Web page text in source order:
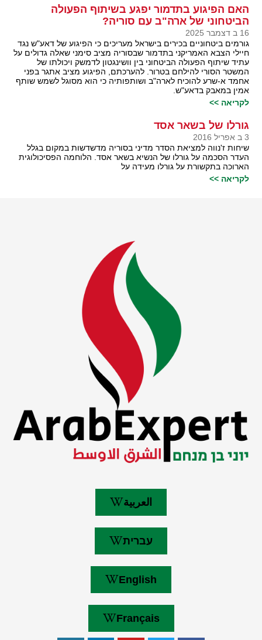
האם הפיגוע בתדמור יפגע בשיתוף הפעולה
הביטחוני של ארה"ב עם סוריה?
16 ב דצמבר 2025
גורמים ביטחוניים בכירים בישראל מעריכים כי הפיגוע של דאע"ש נגד
חיילי הצבא האמריקני בתדמור שבסוריה מציב סימני שאלה גדולים על
עתיד שיתוף הפעולה הביטחוני בין וושינגטון לדמשק ויכולתו של
המשטר הסורי להילחם בטרור. להערכתם, הפיגוע מציב אתגר בפני
אחמד א-שרע להוכיח לארה"ב ושותפותיה כי הוא מסוגל לשמש שותף
אמין במאבק בדאע"ש.
לקריאה >>
גורלו של בשאר אסד
3 ב אפריל 2016
שיחות ז'נווה למציאת הסדר מדיני בסוריה מדשדשות במקום בגלל
העדר הסכמה על גורלו של הנשיא בשאר אסד. הלוחמה הפסיכולוגית
הארוכה בתקשורת על גורלו מעידה על
לקריאה >>
العربية
עברית
English
Français